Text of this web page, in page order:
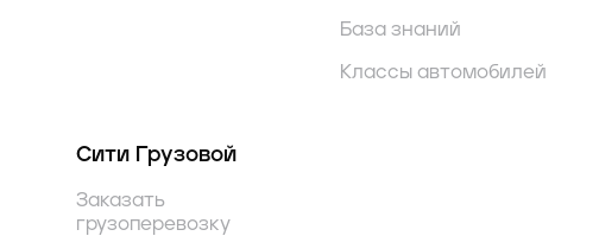
База знаний
Классы автомобилей
Сити Грузовой
Заказать
грузоперевозку